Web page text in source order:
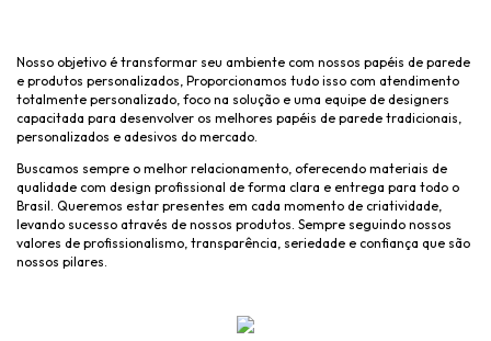
Nosso objetivo é transformar seu ambiente com nossos papéis de parede
e produtos personalizados, Proporcionamos tudo isso com atendimento
totalmente personalizado, foco na solução e uma equipe de designers
capacitada para desenvolver os melhores papéis de parede tradicionais,
personalizados e adesivos do mercado.
Buscamos sempre o melhor relacionamento, oferecendo materiais de
qualidade com design profissional de forma clara e entrega para todo o
Brasil. Queremos estar presentes em cada momento de criatividade,
levando sucesso através de nossos produtos. Sempre seguindo nossos
valores de profissionalismo, transparência, seriedade e confiança que são
nossos pilares.